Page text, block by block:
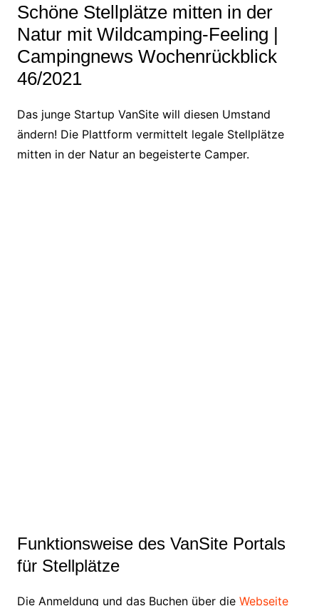
Schöne Stellplätze mitten in der
Natur mit Wildcamping-Feeling |
Campingnews Wochenrückblick
46/2021
Das junge Startup VanSite will diesen Umstand
ändern! Die Plattform vermittelt legale Stellplätze
mitten in der Natur an begeisterte Camper.
Funktionsweise des VanSite Portals
für Stellplätze
Die Anmeldung und das Buchen über die Webseite